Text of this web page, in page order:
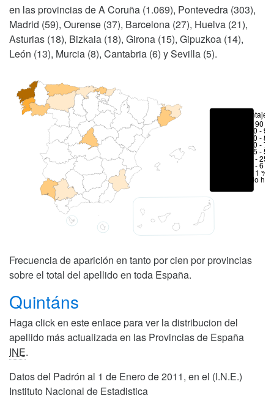
en las provincias de A Coruña (1.069), Pontevedra (303),
Madrid (59), Ourense (37), Barcelona (27), Huelva (21),
Asturias (18), Bizkaia (18), Girona (15), Gipuzkoa (14),
León (13), Murcia (8), Cantabria (6) y Sevilla (5).
Porcentajes
> 90 %
80 -
70 -
50 -
25 -
6 - 25
1 - 6 %
< 1 %
No hay
Frecuencia de aparición en tanto por cien por provincias
sobre el total del apellido en toda España.
Quintáns
Haga click en este enlace para ver la distribucion del
apellido más actualizada en las Provincias de España
INE.
Datos del Padrón al 1 de Enero de 2011, en el (I.N.E.)
Instituto Nacional de Estadistica